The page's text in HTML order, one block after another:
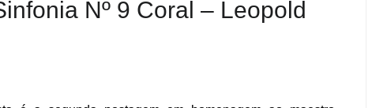
Nº 9 Coral – Leopold